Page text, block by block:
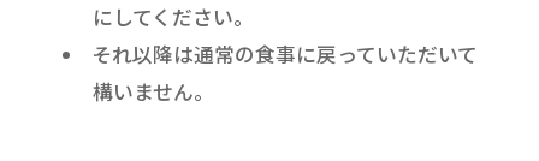
にしてください。
それ以降は通常の食事に戻っていただいて
構いません。